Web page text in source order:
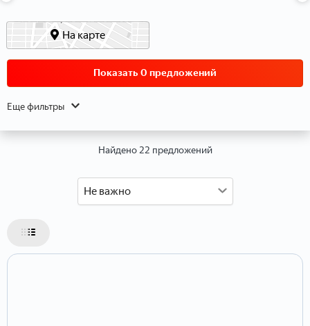
Данные об объекте
Тип недвижимости
На карте
Показать 0 предложений
Еще фильтры
Найдено 22 предложений
Не важно